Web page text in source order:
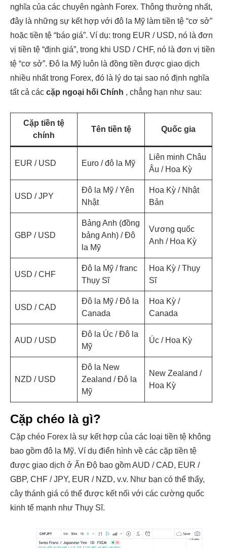
nghĩa của các chuyên ngành Forex. Thông thường nhất,
đây là những sự kết hợp với đô la Mỹ làm tiền tệ “cơ sở”
hoặc tiền tệ “báo giá”. Ví dụ: trong EUR / USD, nó là đơn
vị tiền tệ “định giá”, trong khi USD / CHF, nó là đơn vị tiền
tệ “cơ sở”. Đô la Mỹ luôn là đồng tiền được giao dịch
nhiều nhất trong Forex, đó là lý do tại sao nó định nghĩa
tất cả các cặp ngoại hối Chính , chẳng hạn như sau:
Cặp tiền tệ
chính
Tên tiền tệ Quốc gia
EUR / USD Euro / đô la Mỹ
Liên minh Châu
Âu / Hoa Kỳ
USD / JPY
Đô la Mỹ / Yên
Nhật
Hoa Kỳ / Nhật
Bản
GBP / USD
Bảng Anh (đồng
bảng Anh) / Đô
la Mỹ
Vương quốc
Anh / Hoa Kỳ
USD / CHF
Đô la Mỹ / franc
Thụy Sĩ
Hoa Kỳ / Thụy
Sĩ
USD / CAD
Đô la Mỹ / Đô la
Canada
Hoa Kỳ /
Canada
AUD / USD
Đô la Úc / Đô la
Mỹ
Úc / Hoa Kỳ
NZD / USD
Đô la New
Zealand / Đô la
Mỹ
New Zealand /
Hoa Kỳ
Cặp chéo là gì?
Cặp chéo Forex là sự kết hợp của các loại tiền tệ không
bao gồm đô la Mỹ. Ví dụ điển hình về các cặp tiền tệ
được giao dịch ở Ấn Độ bao gồm AUD / CAD, EUR /
GBP, CHF / JPY, EUR / NZD, v.v. Như bạn có thể thấy,
cây thánh giá có thể được kết nối với các cường quốc
kinh tế mạnh như Thụy Sĩ.